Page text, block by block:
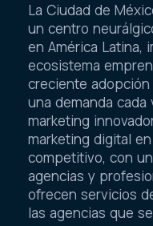
La Ciudad de
un centro
en América Latina,
ecosistema
creciente
una demanda
marketing
marketing digital
competitivo, con
agencias y
ofrecen servicios
las agencias que